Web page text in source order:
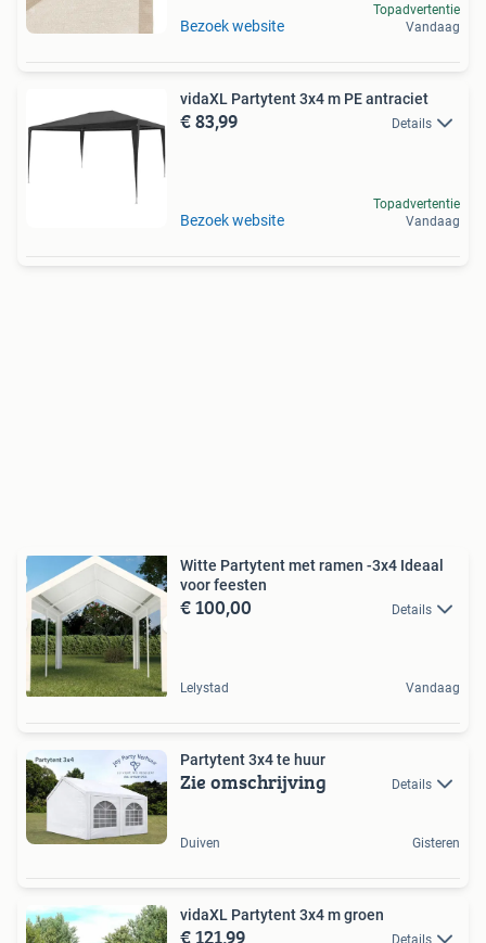
Bezoek website
Topadvertentie
Vandaag
vidaXL Partytent 3x4 m PE antraciet
€ 83,99 Details
Bezoek website
Topadvertentie
Vandaag
Witte Partytent met ramen -3x4 Ideaal
voor feesten
€ 100,00 Details
Lelystad Vandaag
Partytent 3x4 te huur
Zie omschrijving Details
Duiven Gisteren
vidaXL Partytent 3x4 m groen
€ 121,99 Details